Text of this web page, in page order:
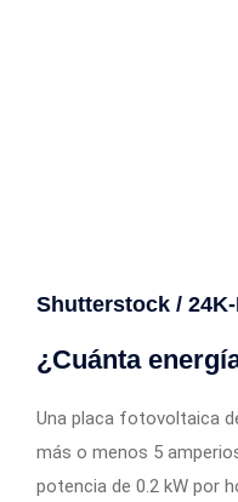
Shutterstock /
¿Cuánta
Una placa fotovoltaica
más o menos 5
potencia de 0.2 kW por